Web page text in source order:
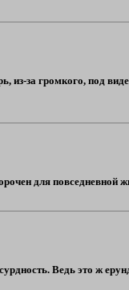
из-за громкого, под
для повседневной
Ведь это ж